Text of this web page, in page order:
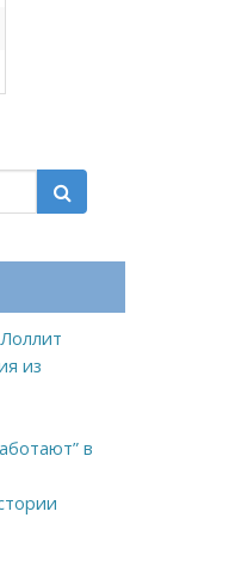
из
в